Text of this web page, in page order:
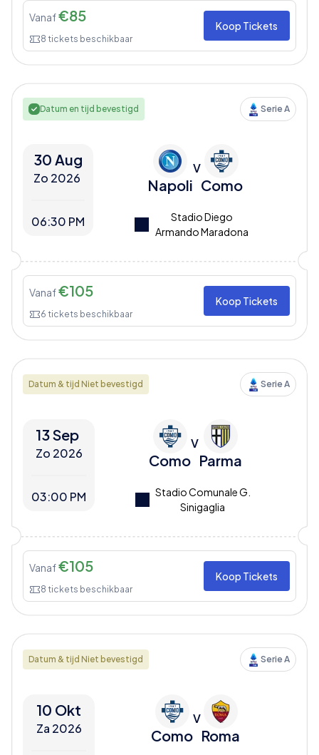
Vanaf€85
8 tickets beschikbaar
Koop Tickets
Datum en tijd bevestigd Serie A
30 Aug
Zo 2026
06:30 PM
Napoli
V
Como
Stadio Diego
Armando Maradona
Vanaf€105
6 tickets beschikbaar
Koop Tickets
Datum & tijd Niet bevestigd Serie A
13 Sep
Zo 2026
03:00 PM
Como
V
Parma
Stadio Comunale G.
Sinigaglia
Vanaf€105
8 tickets beschikbaar
Koop Tickets
Datum & tijd Niet bevestigd Serie A
10 Okt
Za 2026 Como
V
Roma